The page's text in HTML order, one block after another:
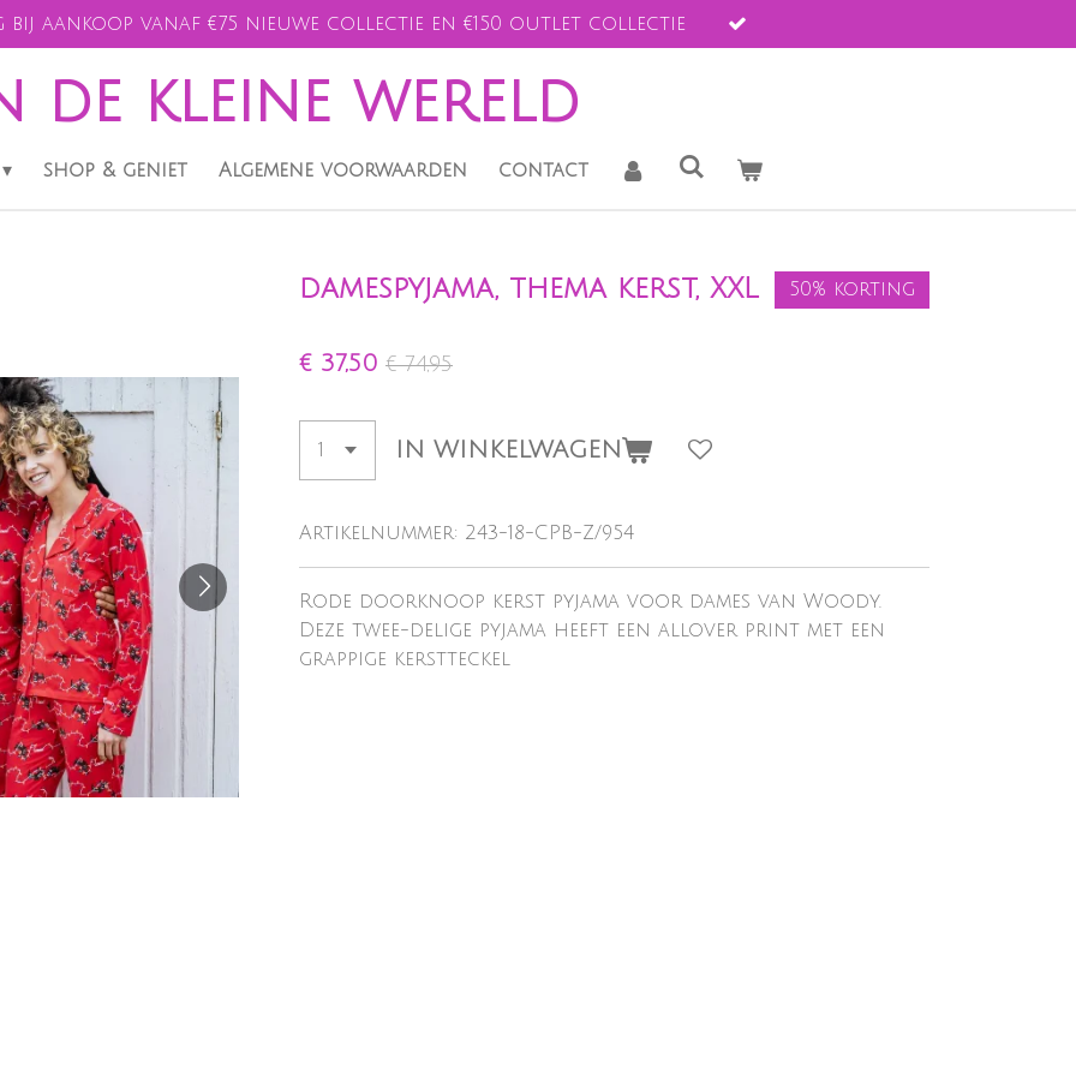
bij aankoop vanaf €75 nieuwe collectie en €150 outlet collectie
de kleine wereld
shop & geniet Algemene voorwaarden contact
damespyjama, thema kerst, XXL 50% korting
€ 37,50 € 74,95
IN WINKELWAGEN
Artikelnummer: 243-18-CPB-Z/954
Rode doorknoop kerst pyjama voor dames van Woody.
Deze twee-delige pyjama heeft een allover print met een
grappige kerstteckel